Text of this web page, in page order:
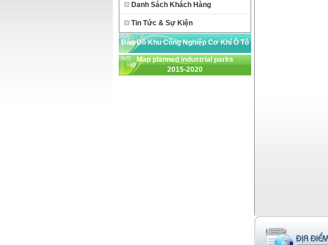
Danh Sách Khách Hàng
Tin Tức & Sự Kiện
Bản Đồ Khu Công Nghiệp Cơ Khí Ô Tô
TP HCM
Map planned industrial parks
2015-2020